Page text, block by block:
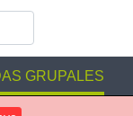
GRUPALES